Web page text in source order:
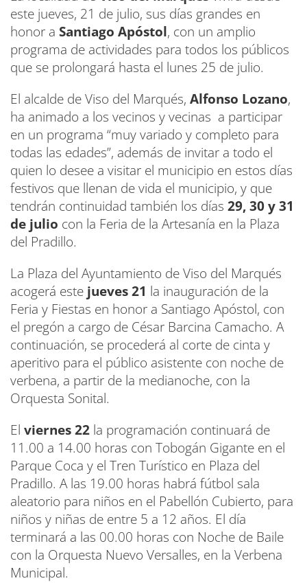
este jueves, 21 de julio, sus días grandes en
honor a Santiago Apóstol, con un amplio
programa de actividades para todos los públicos
que se prolongará hasta el lunes 25 de julio.
El alcalde de Viso del Marqués, Alfonso Lozano,
ha animado a los vecinos y vecinas a participar
en un programa “muy variado y completo para
todas las edades”, además de invitar a todo el
quien lo desee a visitar el municipio en estos días
festivos que llenan de vida el municipio, y que
tendrán continuidad también los días 29, 30 y 31
de julio con la Feria de la Artesanía en la Plaza
del Pradillo.
La Plaza del Ayuntamiento de Viso del Marqués
acogerá este jueves 21 la inauguración de la
Feria y Fiestas en honor a Santiago Apóstol, con
el pregón a cargo de César Barcina Camacho. A
continuación, se procederá al corte de cinta y
aperitivo para el público asistente con noche de
verbena, a partir de la medianoche, con la
Orquesta Sonital.
El viernes 22 la programación continuará de
11.00 a 14.00 horas con Tobogán Gigante en el
Parque Coca y el Tren Turístico en Plaza del
Pradillo. A las 19.00 horas habrá fútbol sala
aleatorio para niños en el Pabellón Cubierto, para
niños y niñas de entre 5 a 12 años. El día
terminará a las 00.00 horas con Noche de Baile
con la Orquesta Nuevo Versalles, en la Verbena
Municipal.